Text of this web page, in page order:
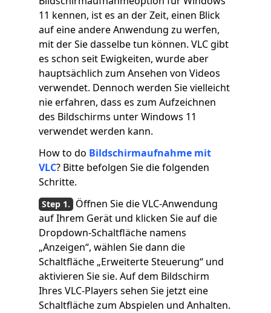
11 kennen, ist es an der Zeit, einen Blick
auf eine andere Anwendung zu werfen,
mit der Sie dasselbe tun können. VLC gibt
es schon seit Ewigkeiten, wurde aber
hauptsächlich zum Ansehen von Videos
verwendet. Dennoch werden Sie vielleicht
nie erfahren, dass es zum Aufzeichnen
des Bildschirms unter Windows 11
verwendet werden kann.
How to do Bildschirmaufnahme mit
VLC? Bitte befolgen Sie die folgenden
Schritte.
Öffnen Sie die VLC-Anwendung
auf Ihrem Gerät und klicken Sie auf die
Dropdown-Schaltfläche namens
„Anzeigen“, wählen Sie dann die
Schaltfläche „Erweiterte Steuerung“ und
aktivieren Sie sie. Auf dem Bildschirm
Ihres VLC-Players sehen Sie jetzt eine
Schaltfläche zum Abspielen und Anhalten.